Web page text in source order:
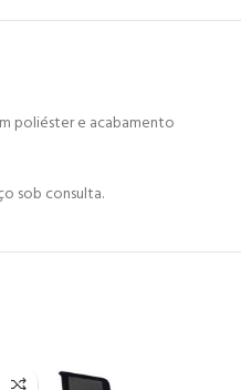
poliéster e acabamento
sob consulta.